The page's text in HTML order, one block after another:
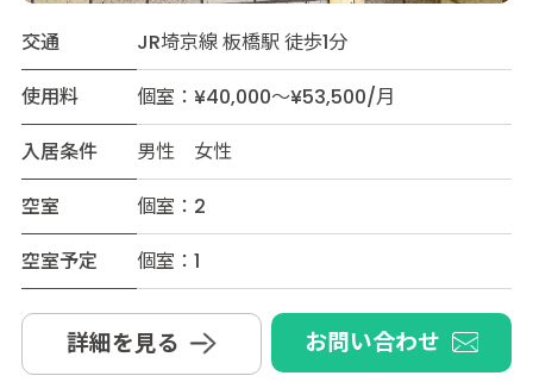
交通
JR埼京線 板橋駅 徒歩1分
使用料
個室：¥40,000～¥53,500/月
入居条件
男性 女性
空室
個室：2
空室予定
個室：1
詳細を見る お問い合わせ